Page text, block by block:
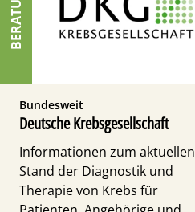
Bundesweit
Deutsche Krebsgesellschaft
Informationen zum aktuellen
Stand der Diagnostik und
Therapie von Krebs für